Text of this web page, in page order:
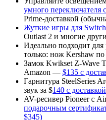
умного переключателя
Prime-доставкой
Жуткие игры для
Outlast 2 и многие
Идеально подходит
только: нож Kershaw по
Замок Kwikset Z-Wave
Amazon — $135 с
Гарнитура SteelSeries
звук за $140 с
AV-ресивер Pioneer с
подарочным
$345)